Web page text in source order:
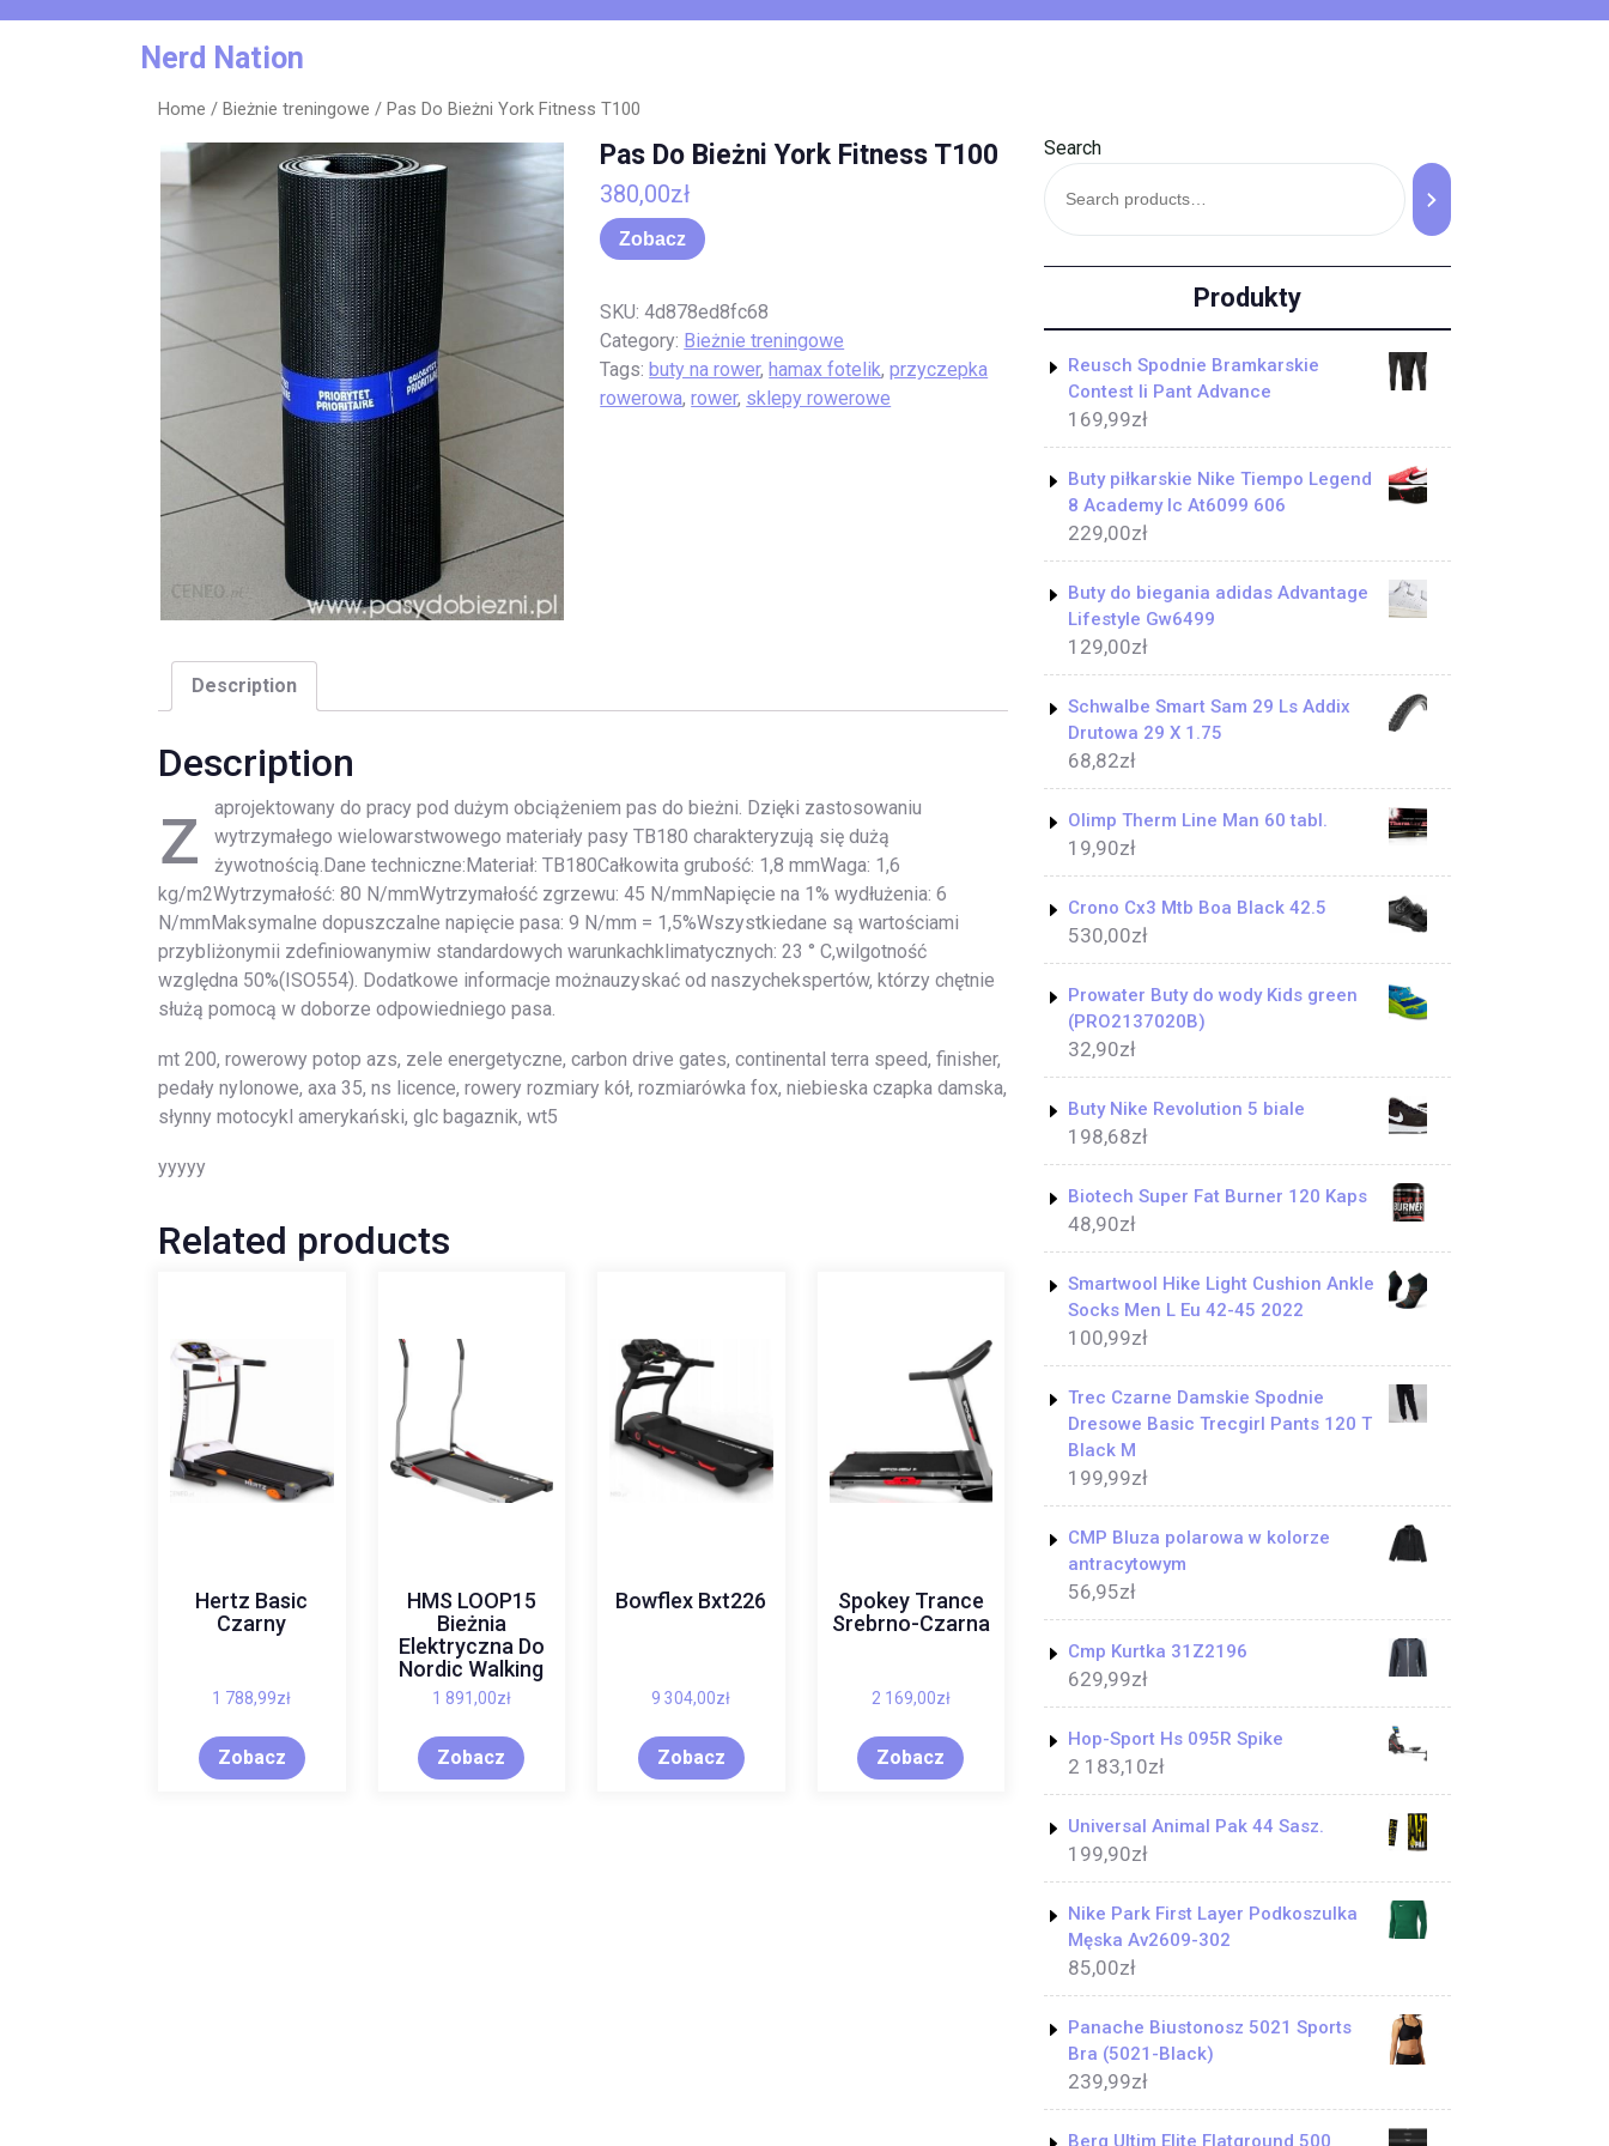
Nerd Nation
Home / Bieżnie treningowe / Pas Do Bieżni York Fitness T100
Pas Do Bieżni York Fitness T100
380,00zł
Zobacz
SKU:4d878ed8fc68
Category: Bieżnie treningowe
Tags: buty na rower, hamax fotelik,przyczepka
rowerowa,rower, sklepy rowerowe
Description
Description
z
aprojektowany do pracy pod dużym obciążeniem pas do bieżni. Dzięki zastosowaniu
wytrzymałego wielowarstwowego materiały pasy TB180 charakteryzują się dużą
żywotnością.Dane techniczne:Materiał: TB180Całkowita grubość: 1,8 mmWaga: 1,6
kg/m2Wytrzymałość: 80 N/mmWytrzymałość zgrzewu: 45 N/mmNapięcie na 1% wydłużenia: 6
N/mmMaksymalne dopuszczalne napięcie pasa: 9 N/mm = 1,5%Wszystkiedane są wartościami
przybliżonymii zdefiniowanymiw standardowych warunkachklimatycznych: 23 ° C,wilgotność
względna 50%(ISO554). Dodatkowe informacje możnauzyskać od naszychekspertów, którzy chętnie
służą pomocą w doborze odpowiedniego pasa.
mt 200, rowerowy potop azs, zele energetyczne, carbon drive gates, continental terra speed, finisher,
pedały nylonowe, axa 35, ns licence, rowery rozmiary kół, rozmiarówka fox, niebieska czapka damska,
słynny motocykl amerykański, glc bagaznik, wt5
yyyyy
Related products
Hertz Basic
Czarny
1 788,99zł
Zobacz
HMS LOOP15
Bieżnia
Elektryczna Do
Nordic Walking
1 891,00zł
Zobacz
Bowflex Bxt226
9 304,00zł
Zobacz
Spokey Trance
Srebrno-Czarna
2 169,00zł
Zobacz
Search
Produkty
Reusch Spodnie Bramkarskie
Contest Ii Pant Advance
169,99zł
Buty piłkarskie Nike Tiempo Legend
8 Academy Ic At6099 606
229,00zł
Buty do biegania adidas Advantage
Lifestyle Gw6499
129,00zł
Schwalbe Smart Sam 29 Ls Addix
Drutowa 29 X 1.75
68,82zł
Olimp Therm Line Man 60 tabl.
19,90zł
Crono Cx3 Mtb Boa Black 42.5
530,00zł
Prowater Buty do wody Kids green
(PRO2137020B)
32,90zł
Buty Nike Revolution 5 biale
198,68zł
Biotech Super Fat Burner 120 Kaps
48,90zł
Smartwool Hike Light Cushion Ankle
Socks Men L Eu 42-45 2022
100,99zł
Trec Czarne Damskie Spodnie
Dresowe Basic Trecgirl Pants 120 T
Black M
199,99zł
CMP Bluza polarowa w kolorze
antracytowym
56,95zł
Cmp Kurtka 31Z2196
629,99zł
Hop-Sport Hs 095R Spike
2 183,10zł
Universal Animal Pak 44 Sasz.
199,90zł
Nike Park First Layer Podkoszulka
Męska Av2609-302
85,00zł
Panache Biustonosz 5021 Sports
Bra (5021-Black)
239,99zł
Berg Ultim Elite Flatground 500